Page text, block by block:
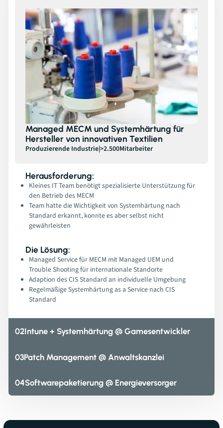
Managed MECM und Systemhärtung für
Hersteller von innovativen Textilien
Produzierende Industrie|>2.500Mitarbeiter
Herausforderung:
Kleines IT Team benötigt spezialisierte Unterstützung für
den Betrieb des MECM
Team hatte die Wichtigkeit von Systemhärtung nach
Standard erkannt, konnte es aber selbst nicht
gewährleisten
Die Lösung:
Managed Service für MECM mit Managed UEM und
Trouble Shooting für internationale Standorte
Adaption des CIS Standard an individuelle Umgebung
Regelmäßige Systemhärtung as a Service nach CIS
Standard
02Intune + Systemhärtung @ Gamesentwickler
03Patch Management @ Anwaltskanzlei
04Softwarepaketierung @ Energieversorger